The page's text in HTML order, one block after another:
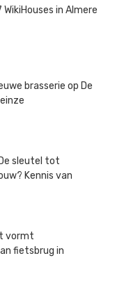
in Almere
brasserie op De
sleutel tot
Kennis van
vormt
fietsbrug in